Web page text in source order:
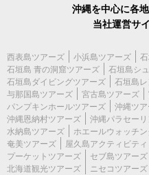
沖縄を中心に各
当社運営サ
西表島ツアーズ 小浜島ツアーズ
石垣島 青の洞窟ツアーズ
石垣島シ
石垣島ダイビングツアーズ
石垣島
与那国島ツアーズ
宮古島ツアーズ
パンプキンホールツアーズ
沖縄ツ
沖縄恩納村ツアーズ
沖縄パラセー
水納島ツアーズ
ホエールウォッチ
奄美ツアーズ
屋久島アクティビティ
プーケットツアーズ
セブ島ツアーズ
北海道観光ツアーズ
ニセコツアーズ